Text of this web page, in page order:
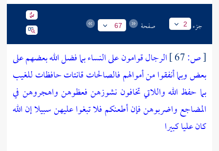
جزء 2 صفحة 67
[ص:
الرجال قوامون على النساء بما فضل الله بعضهم على
بعض وبما أنفقوا من أموالهم فالصالحات قانتات حافظات للغيب
بما حفظ الله واللاتي تخافون نشوزهن فعظوهن واهجروهن في
المضاجع واضربوهن فإن أطعنكم فلا تبغوا عليهن سبيلا إن الله
كان عليا كبيرا